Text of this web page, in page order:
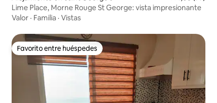
Lime Place, Morne Rouge St George: vista impresionante
Valor · Familia · Vistas
Favorito entre huéspedes
Favorito entre huéspedes